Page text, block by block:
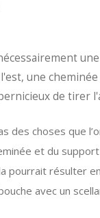
une
de tirer
des choses que
et du
pourrait résulter
avec un